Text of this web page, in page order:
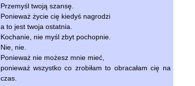
Przemyśl twoją szansę.
Ponieważ życie cię kiedyś nagrodzi
a to jest twoja ostatnia.
Kochanie, nie myśl zbyt pochopnie.
Nie, nie.
Ponieważ nie możesz mnie mieć,
ponieważ wszystko co zrobiłam to obracałam cię na
czas.